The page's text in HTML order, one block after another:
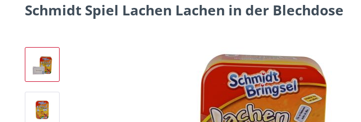
Schmidt Spiel Lachen Lachen in der Blechdose